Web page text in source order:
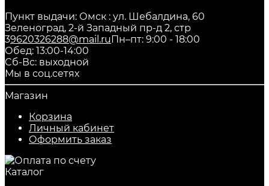
Пункт выдачи: Омск : ул. Шебалдина, 60
Зеленоград, 2-й Западный пр-д 2, стр
39620326288@mail.ruПн–пт: 9:00 - 18:00
Обед: 13:00-14:00
Cб-Вс: выходной
Мы в соц.сетях
Магазин
Корзина
Личный кабинет
Оформить заказ
Каталог